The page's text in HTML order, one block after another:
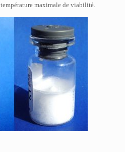
maximale de viabilité.